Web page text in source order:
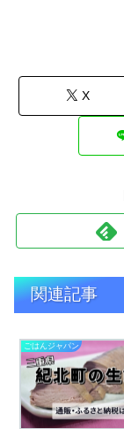
X
関連記事
ごはんジャパン